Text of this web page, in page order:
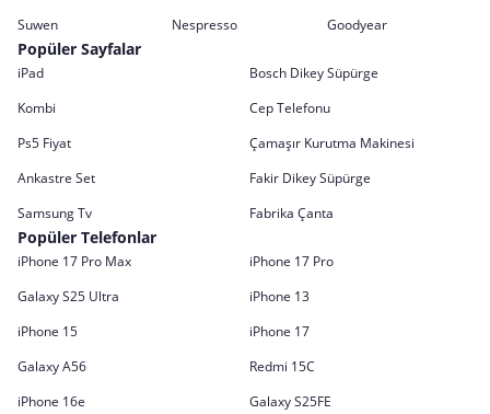
Suwen
Nespresso Goodyear
Popüler Sayfalar
iPad
Bosch Dikey Süpürge
Kombi
Cep Telefonu
Ps5 Fiyat
Çamaşır Kurutma Makinesi
Ankastre Set
Fakir Dikey Süpürge
Samsung Tv
Fabrika Çanta
Popüler Telefonlar
iPhone 17 Pro Max
iPhone 17 Pro
Galaxy S25 Ultra
iPhone 13
iPhone 15
iPhone 17
Galaxy A56
Redmi 15C
iPhone 16e
Galaxy S25FE